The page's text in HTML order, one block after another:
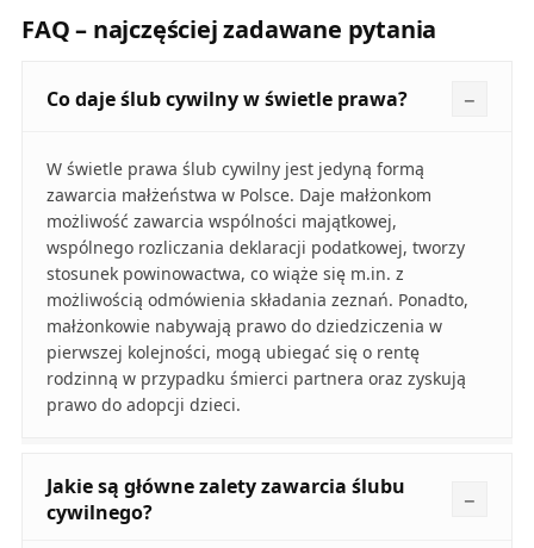
FAQ – najczęściej zadawane pytania
Co daje ślub cywilny w świetle prawa?
W świetle prawa ślub cywilny jest jedyną formą
zawarcia małżeństwa w Polsce. Daje małżonkom
możliwość zawarcia wspólności majątkowej,
wspólnego rozliczania deklaracji podatkowej, tworzy
stosunek powinowactwa, co wiąże się m.in. z
możliwością odmówienia składania zeznań. Ponadto,
małżonkowie nabywają prawo do dziedziczenia w
pierwszej kolejności, mogą ubiegać się o rentę
rodzinną w przypadku śmierci partnera oraz zyskują
prawo do adopcji dzieci.
Jakie są główne zalety zawarcia ślubu
cywilnego?